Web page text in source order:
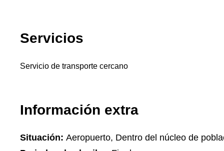
Servicios
Servicio de transporte cercano
Información extra
Situación: Aeropuerto, Dentro del núcleo de